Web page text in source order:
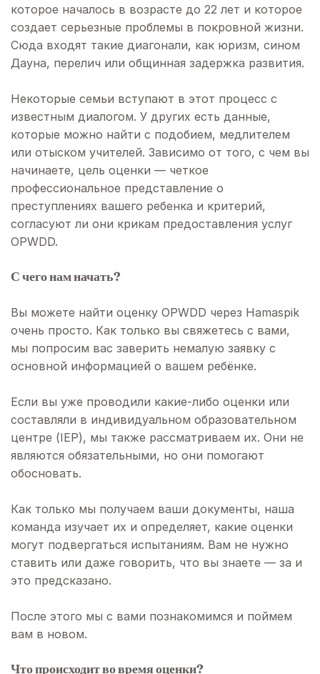
которое началось в возрасте до 22 лет и которое
создает серьезные проблемы в покровной жизни.
Сюда входят такие диагонали, как юризм, сином
Дауна, перелич или общинная задержка развития.
Некоторые семьи вступают в этот процесс с
известным диалогом. У других есть данные,
которые можно найти с подобием, медлителем
или отыском учителей. Зависимо от того, с чем вы
начинаете, цель оценки — четкое
профессиональное представление о
преступлениях вашего ребенка и критерий,
согласуют ли они крикам предоставления услуг
OPWDD.
С чего нам начать?
Вы можете найти оценку OPWDD через Hamaspik
очень просто. Как только вы свяжетесь с вами,
мы попросим вас заверить немалую заявку с
основной информацией о вашем ребёнке.
Если вы уже проводили какие-либо оценки или
составляли в индивидуальном образовательном
центре (IEP), мы также рассматриваем их. Они не
являются обязательными, но они помогают
обосновать.
Как только мы получаем ваши документы, наша
команда изучает их и определяет, какие оценки
могут подвергаться испытаниям. Вам не нужно
ставить или даже говорить, что вы знаете — за и
это предсказано.
После этого мы с вами познакомимся и поймем
вам в новом.
Что происходит во время оценки?